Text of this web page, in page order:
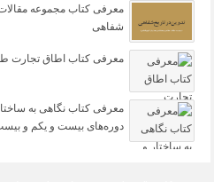
معرفی کتاب مجموعه
شفاهی
معرفی کتاب اطاق تجارت
معرفی کتاب نگاهی به
دوره‌های بیست و یکم و